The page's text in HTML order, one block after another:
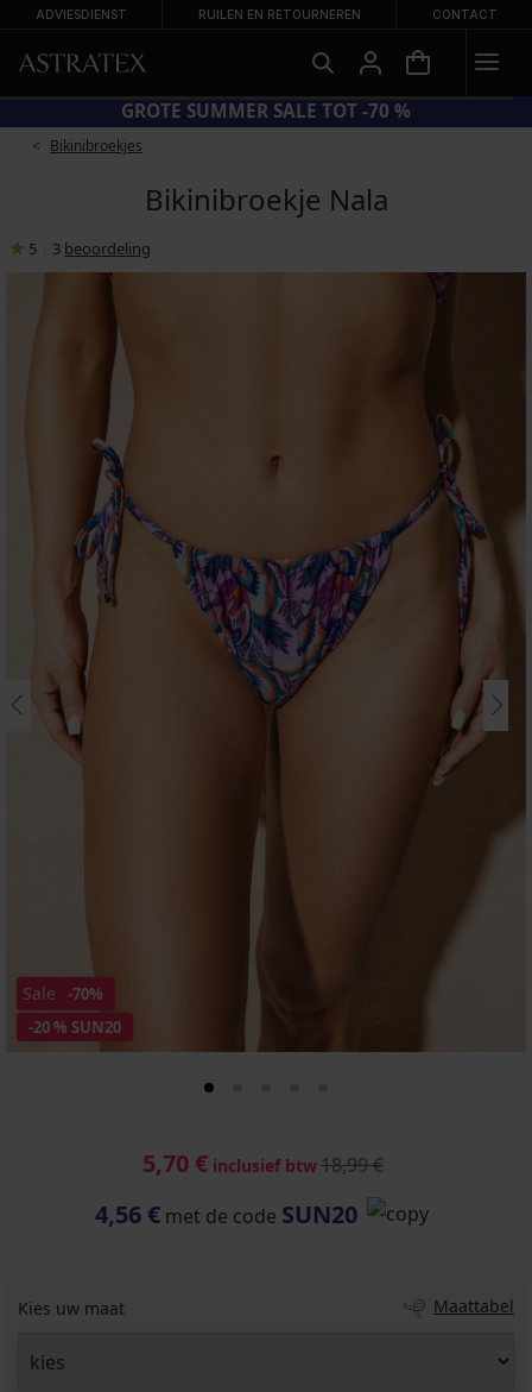
ADVIESDIENST RUILEN EN RETOURNEREN CONTACT
SUN20 = EXTRA −20% OP AFGEPRIJSDE BADMODE
Bikinibroekjes
Bikinibroekje Nala
5 3 beoordeling
-20 % SUN20
Sale -70%
5,70 € inclusief btw18,99 €
4,56 €met de code SUN20
Kies uw maat Maattabel